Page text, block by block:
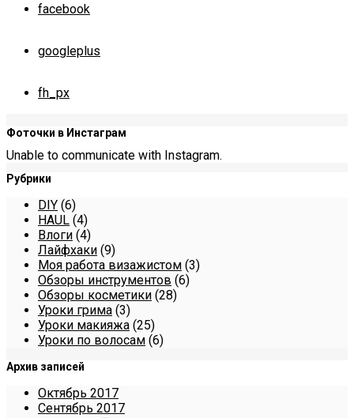
facebook
googleplus
fh_px
Фоточки в Инстаграм
Unable to communicate with Instagram.
Рубрики
DIY (6)
HAUL (4)
Влоги (4)
Лайфхаки (9)
Моя работа визажистом (3)
Обзоры инструментов (6)
Обзоры косметики (28)
Уроки грима (3)
Уроки макияжа (25)
Уроки по волосам (6)
Архив записей
Октябрь 2017
Сентябрь 2017